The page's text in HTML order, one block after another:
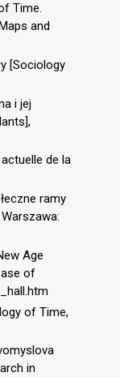
Time.
and
[Sociology
i jej
de la
ramy
Age
of
of Time,
in